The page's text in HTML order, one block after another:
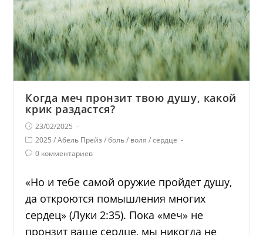
Когда меч пронзит твою душу, какой
крик раздастся?
23/02/2025
2025 / Абель Прейз / боль / воля / сердце
0 комментариев
«Но и тебе самой оружие пройдет душу,
да откроются помышления многих
сердец» (Луки 2:35). Пока «меч» не
пронзит ваше сердце, мы никогда не